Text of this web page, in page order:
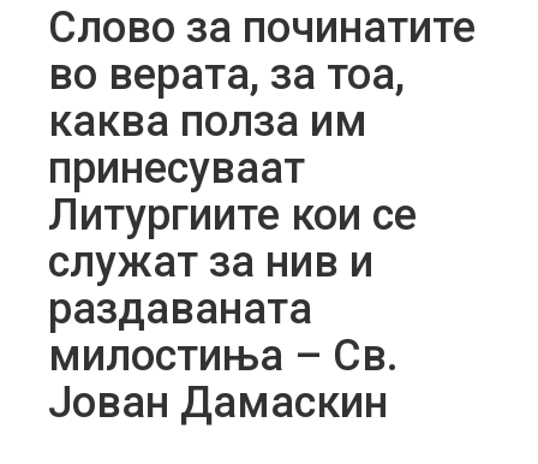
Слово за починатите
во верата, за тоа,
каква полза им
принесуваат
Литургиите кои се
служат за нив и
раздаваната
милостиња – Св.
Јован Дамаскин